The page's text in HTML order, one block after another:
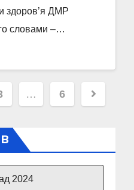
здоров’я ДМР
словами –…
… 6
2024